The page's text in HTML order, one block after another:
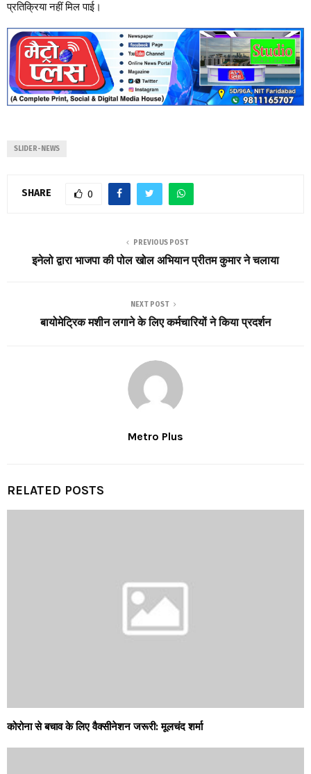
प्रतिक्रिया नहीं मिल पाई।
SLIDER-NEWS
SHARE 0
PREVIOUS POST
इनेलो द्वारा भाजपा की पोल खोल अभियान प्रीतम कुमार ने चलाया
NEXT POST
बायोमेट्रिक मशीन लगाने के लिए कर्मचारियों ने किया प्रदर्शन
Metro Plus
RELATED POSTS
कोरोना से बचाव के लिए वैक्सीनेशन जरूरी: मूलचंद शर्मा